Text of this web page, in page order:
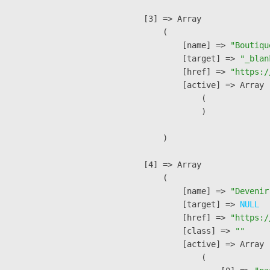
    [3] => Array
        (
            [name] =>
            [target] =>
            [href] =>
"https://
            [active] => Array
                (
                )
        )
    [4] => Array
        (
            [name] =>
"Devenir
            [target] =>
NULL
            [href] =>
"https://
            [class] =>
""
            [active] => Array
                (